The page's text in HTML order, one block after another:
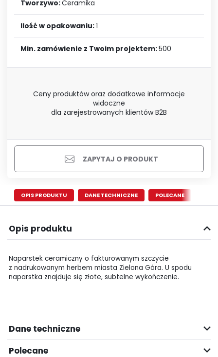
Tworzywo:Ceramika
Ilość w opakowaniu:1
Min. zamówienie z Twoim projektem:500
Ceny produktów oraz dodatkowe informacje
widoczne
dla zarejestrowanych klientów B2B
ZAPYTAJ O PRODUKT
OPIS PRODUKTU DANE TECHNICZNE POLECANE
Opis produktu
Naparstek ceramiczny o fakturowanym szczycie
z nadrukowanym herbem miasta Zielona Góra. U spodu
naparstka znajduje się złote, subtelne wykończenie.
Dane techniczne
Polecane